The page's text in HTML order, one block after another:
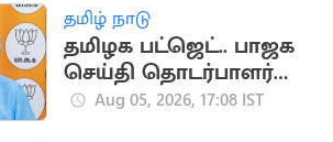
தமிழ் நாடு
தமிழக பட்ஜெட்.. பாஜக
செய்தி தொடர்பாளர்
விமர்சனம்
Aug 05, 2026, 17:08 IST